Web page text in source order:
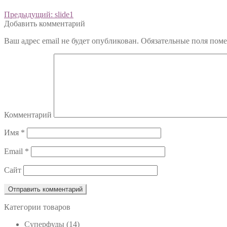
Предыдущий: slide1
Добавить комментарий
Ваш адрес email не будет опубликован. Обязательные поля
Комментарий
Имя *
Email *
Сайт
Категории товаров
Cуперфуды (14)